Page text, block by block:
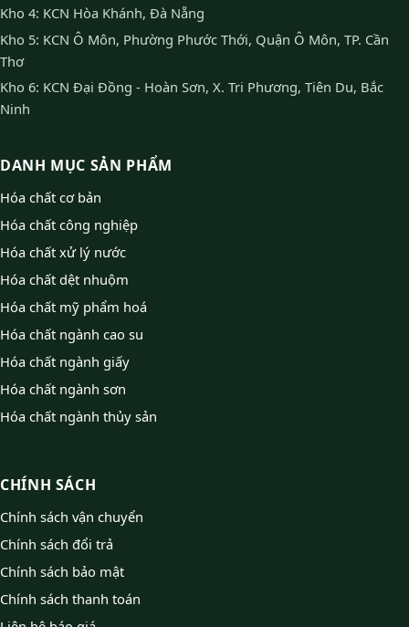
Kho 4: KCN Hòa Khánh, Đà Nẵng
Kho 5: KCN Ô Môn, Phường Phước Thới, Quận Ô Môn, TP. Cần
Thơ
Kho 6: KCN Đại Đồng - Hoàn Sơn, X. Tri Phương, Tiên Du, Bắc
Ninh
DANH MỤC SẢN PHẨM
Hóa chất cơ bản
Hóa chất công nghiệp
Hóa chất xử lý nước
Hóa chất dệt nhuộm
Hóa chất mỹ phẩm hoá
Hóa chất ngành cao su
Hóa chất ngành giấy
Hóa chất ngành sơn
Hóa chất ngành thủy sản
CHÍNH SÁCH
Chính sách vận chuyển
Chính sách đổi trả
Chính sách bảo mật
Chính sách thanh toán